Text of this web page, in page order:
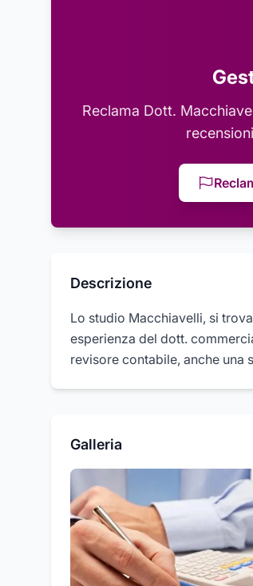
Reclama Dott.
Descrizione
Lo studio Macchiavelli, si
esperienza del dott.
revisore contabile, anche una
Galleria